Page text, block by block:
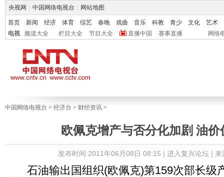
央视网 中国网络电视台 网站地图
首页 新闻 经济 体育 综艺 春晚 戏曲 音乐 科教 青少 文化
艺术
电视
频道大全 栏目大全 节目大全 直播中国 赛事直播 网络
中国网络电视台 > 经济台 > 财经资讯 >
欧佩克增产与否分化加剧 油价
发布时间:2011年06月08日 08:15 | 进入复兴论坛| 来
石油输出国组织(欧佩克)第159次部长级